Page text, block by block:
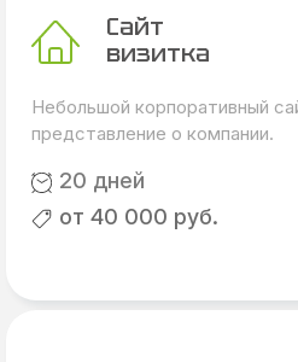
Сайт
визитка
Небольшой корпоративный
представление о компании.
20 дней
от 40 000 руб.